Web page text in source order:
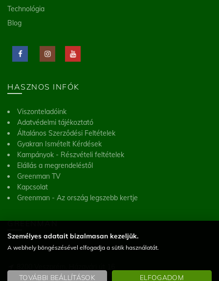
Technológia
Blog
HASZNOS INFÓK
Viszonteladóink
Adatvédelmi tájékoztató
Általános Szerződési Feltételek
Gyakran Ismételt Kérdések
Kampányok - Részvételi feltételek
Elállás a megrendeléstől
Greenman TV
Kapcsolat
Greenman - Az ország legszebb kertje
GREENMAN
Greenman Kft.
(Figyelem! Telephelyünk nem üzlet, a helyszínen vásárlásra nincs lehetőség)
Személyes adatait bizalmasan kezeljük.
A webhely böngészésével elfogadja a sütik használatát.
TOVÁBBI BEÁLLÍTÁSOK ELFOGADOM